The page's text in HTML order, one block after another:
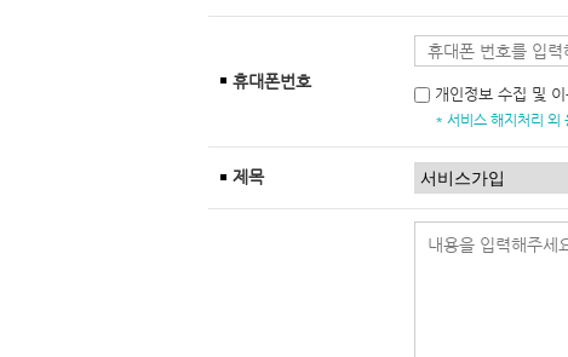
휴대폰번호
개인정보 수집 및 이
* 서비스 해지처리 외
제목